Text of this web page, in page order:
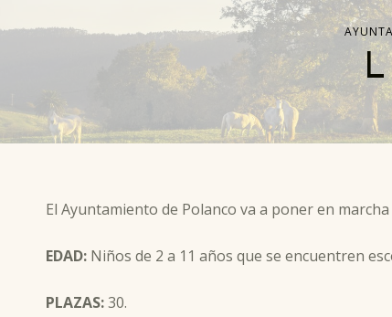
El Ayuntamiento de Polanco va a poner en
EDAD: Niños de 2 a 11 años que se encuentren
PLAZAS:30.